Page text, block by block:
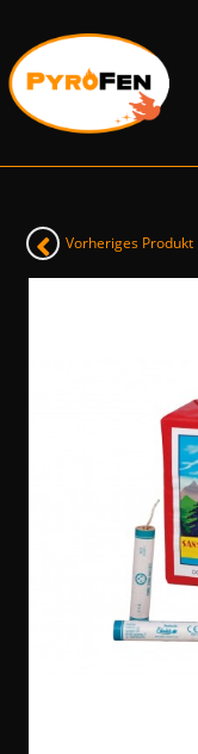
Vorheriges Produkt